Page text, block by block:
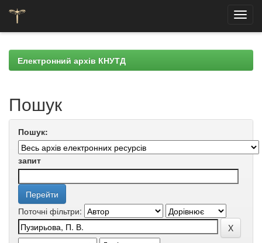
navigationЕлектронний архів КНУТД
Пошук
Пошук:
запит
Поточні фільтри: